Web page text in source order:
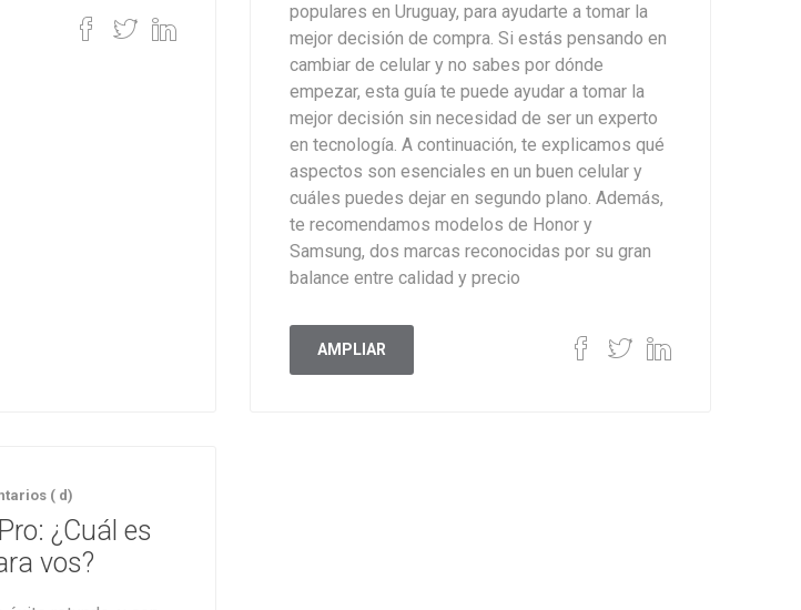
populares en Uruguay, para ayudarte a tomar la
mejor decisión de compra. Si estás pensando en
cambiar de celular y no sabes por dónde
empezar, esta guía te puede ayudar a tomar la
mejor decisión sin necesidad de ser un experto
en tecnología. A continuación, te explicamos qué
aspectos son esenciales en un buen celular y
cuáles puedes dejar en segundo plano. Además,
te recomendamos modelos de Honor y
Samsung, dos marcas reconocidas por su gran
balance entre calidad y precio
AMPLIAR
( d)
¿Cuál es
vos?